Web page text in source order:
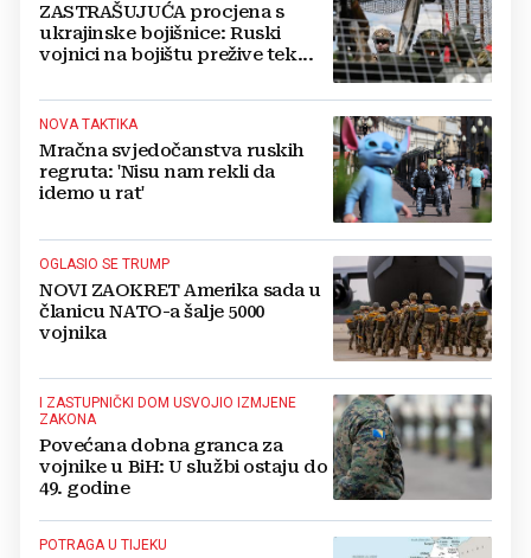
ZASTRAŠUJUĆA procjena s
ukrajinske bojišnice: Ruski
vojnici na bojištu prežive tek...
NOVA TAKTIKA
Mračna svjedočanstva ruskih
regruta: 'Nisu nam rekli da
idemo u rat'
OGLASIO SE TRUMP
NOVI ZAOKRET Amerika sada u
članicu NATO-a šalje 5000
vojnika
I ZASTUPNIČKI DOM USVOJIO IZMJENE
ZAKONA
Povećana dobna granca za
vojnike u BiH: U službi ostaju do
49. godine
POTRAGA U TIJEKU